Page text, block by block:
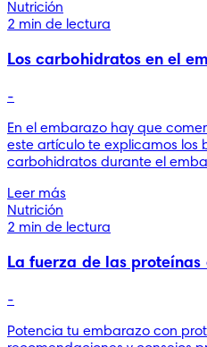
Nutrición
2 min de lectura
Los carbohidratos en el
-
En el embarazo hay que
este artículo te explicamos los
carbohidratos durante el
Leer más
Nutrición
2 min de lectura
La fuerza de las proteínas
-
Potencia tu embarazo con